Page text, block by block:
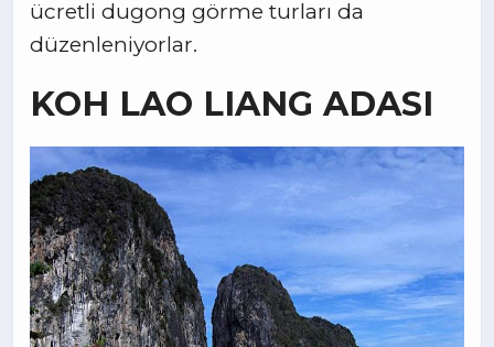
ücretli dugong görme turları da
düzenleniyorlar.
KOH LAO LIANG ADASI